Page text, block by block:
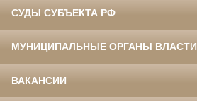
СУДЫ СУБЪЕКТА РФ
МУНИЦИПАЛЬНЫЕ ОРГАНЫ ВЛАСТИ
ВАКАНСИИ